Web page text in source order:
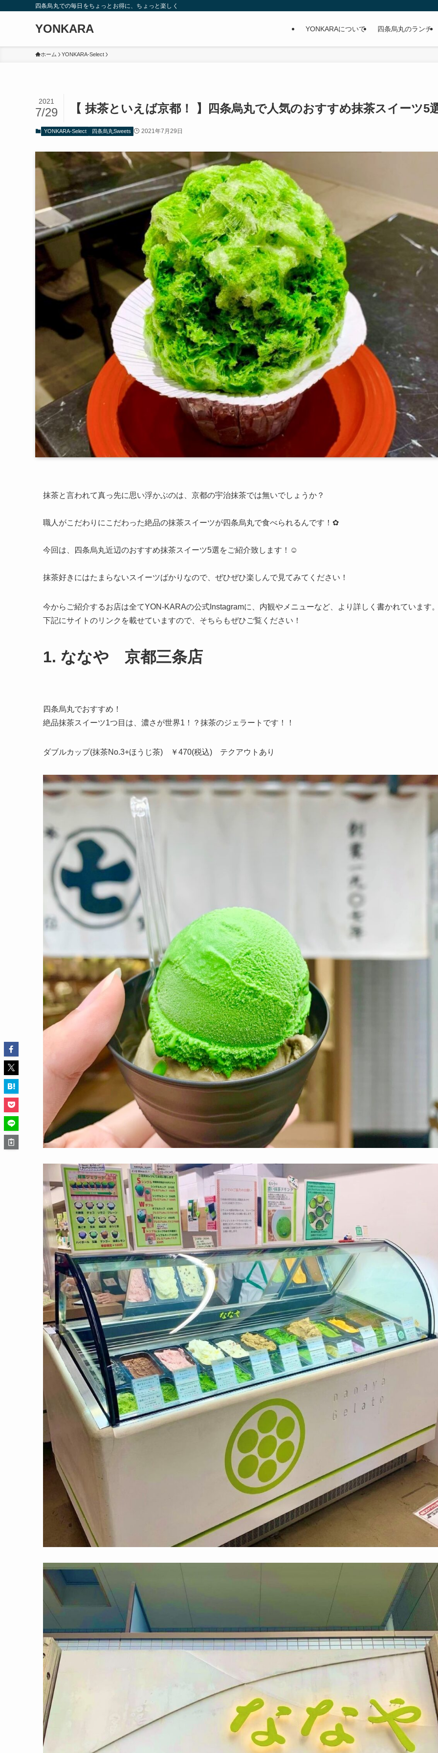
四条烏丸での毎日をちょっとお得に、ちょっと楽しく
YONKARA YONKARAについて 四条烏丸のランチ
ホーム YONKARA-Select
【 抹茶といえば京都！ 】四条烏丸で人気のおすすめ抹茶スイーツ5
2021
7/29
YONKARA-Select 四条烏丸Sweets 2021年7月29日
抹茶と言われて真っ先に思い浮かぶのは、京都の宇治抹茶では無いでしょうか？
職人がこだわりにこだわった絶品の抹茶スイーツが四条烏丸で食べられるんです！✿
今回は、四条烏丸近辺のおすすめ抹茶スイーツ5選をご紹介致します！☺︎
抹茶好き にはたまらないスイーツばかりなので、ぜひぜひ楽しんで見てみてください！
今からご紹介するお店は全てYON-KARAの公式Instagramに、内観やメニューなど、より詳しく書かれています
下記にサイトのリンクを載せていますので、そちらもぜひご覧ください！
1. ななや 京都三条店
四条烏丸でおすすめ！
絶品抹茶スイーツ1つ目は、 濃さが世界1 ！？ 抹茶のジェラート です！！
ダブルカップ(抹茶No.3+ほうじ茶) ￥470(税込) テクアウトあり